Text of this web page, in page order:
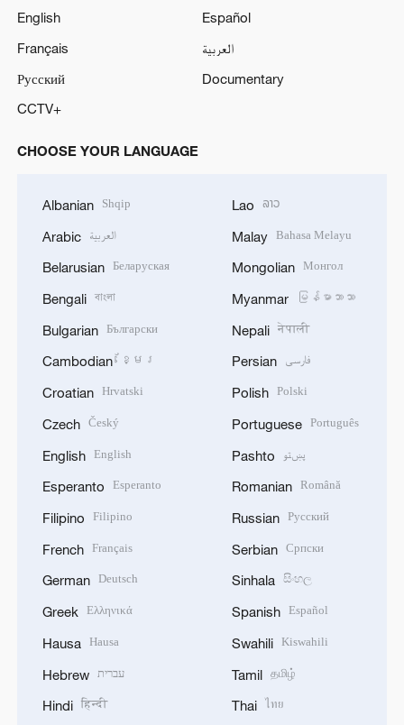
English
Español
Français
العربية
Русский
Documentary
CCTV+
CHOOSE YOUR LANGUAGE
Albanian Shqip
Arabic العربية
Belarusian Беларуская
Bengali বাংলা
Bulgarian Български
Cambodian ខ្មែរ
Croatian Hrvatski
Czech Český
English English
Esperanto Esperanto
Filipino Filipino
French Français
German Deutsch
Greek Ελληνικά
Hausa Hausa
Hebrew עברית
Hindi हिन्दी
Lao ລາວ
Malay Bahasa Melayu
Mongolian Монгол
Myanmar မြန်မာဘာသာ
Nepali नेपाली
Persian فارسی
Polish Polski
Portuguese Português
Pashto پښتو
Romanian Română
Russian Русский
Serbian Српски
Sinhala සිංහල
Spanish Español
Swahili Kiswahili
Tamil தமிழ்
Thai ไทย